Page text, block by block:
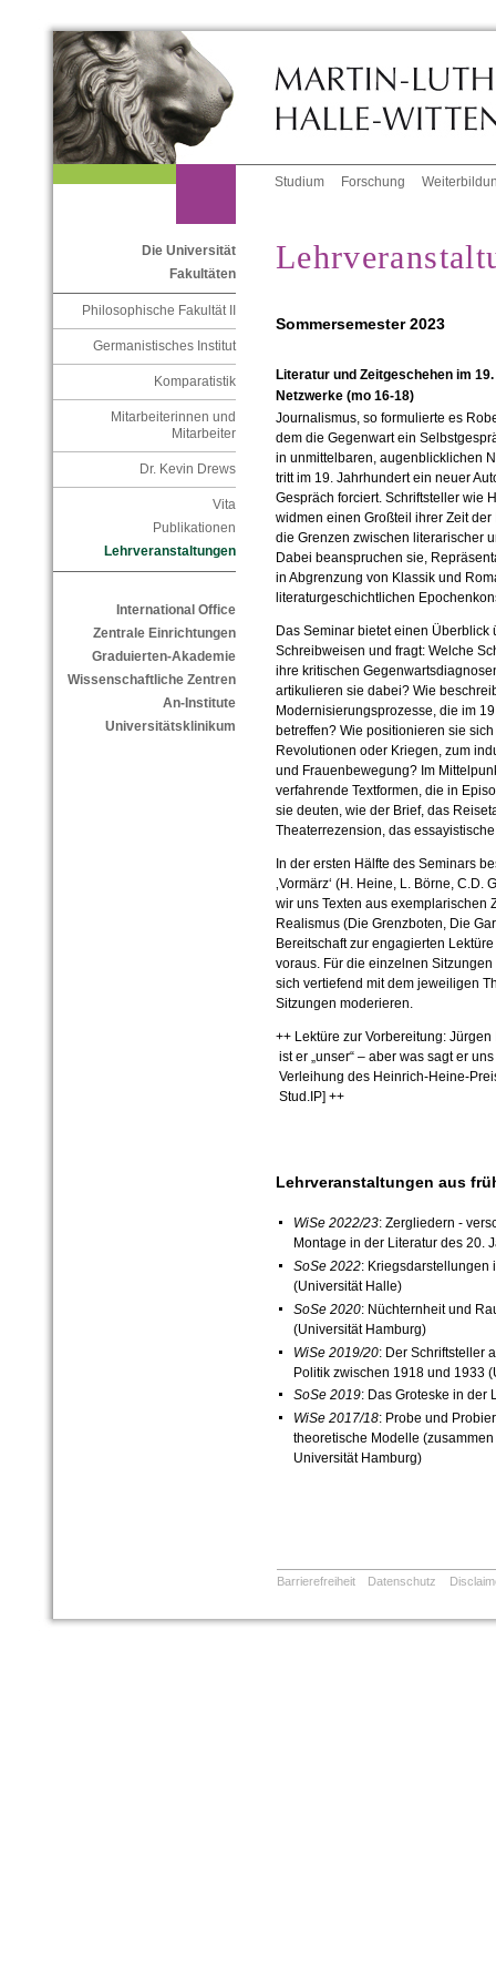
Studium Forschung
Die Universität
Fakultäten
Philosophische Fakultät II
Germanistisches Institut
Komparatistik
Mitarbeiterinnen und
Mitarbeiter
Dr. Kevin Drews
Vita
Publikationen
Lehrveranstaltungen
International Office
Zentrale Einrichtungen
Graduierten-Akademie
Wissenschaftliche Zentren
An-Institute
Universitätsklinikum
Sommersemester 2023
Literatur und Zeitgeschehen im
Netzwerke (mo 16-18)
Journalismus, so formulierte es
dem die Gegenwart ein
in unmittelbaren, augenblicklichen
tritt im 19. Jahrhundert ein neuer
Gespräch forciert. Schriftsteller wie
widmen einen Großteil ihrer Zeit
die Grenzen zwischen literarischer
Dabei beanspruchen sie,
in Abgrenzung von Klassik und
literaturgeschichtlichen
Das Seminar bietet einen
Schreibweisen und fragt: Welche
ihre kritischen
artikulieren sie dabei? Wie
Modernisierungsprozesse, die im
betreffen? Wie positionieren sie
Revolutionen oder Kriegen, zum
und Frauenbewegung? Im
verfahrende Textformen, die in
sie deuten, wie der Brief, das
Theaterrezension, das
In der ersten Hälfte des Seminars
‚Vormärz‘ (H. Heine, L. Börne,
wir uns Texten aus exemplarischen
Realismus (Die Grenzboten, Die
Bereitschaft zur engagierten
voraus. Für die einzelnen
sich vertiefend mit dem jeweiligen
Sitzungen moderieren.
++ Lektüre zur Vorbereitung:
ist er „unser“ – aber was sagt er
Verleihung des Heinrich-Heine-
Stud.IP] ++
Lehrveranstaltungen aus
WiSe 2022/23: Zergliedern -
Montage in der Literatur des 20.
SoSe 2022: Kriegsdarstellungen
(Universität Halle)
SoSe 2020: Nüchternheit und
(Universität Hamburg)
WiSe 2019/20: Der Schriftsteller
Politik zwischen 1918 und 1933
SoSe 2019: Das Groteske in der
WiSe 2017/18: Probe und
theoretische Modelle
Universität Hamburg)
Barrierefreiheit Datenschutz